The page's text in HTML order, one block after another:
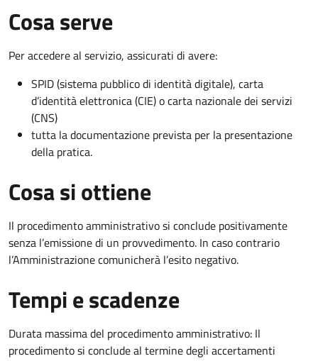
Cosa serve
Per accedere al servizio, assicurati di avere:
SPID (sistema pubblico di identità digitale), carta
d’identità elettronica (CIE) o carta nazionale dei servizi
(CNS)
tutta la documentazione prevista per la presentazione
della pratica.
Cosa si ottiene
Il procedimento amministrativo si conclude positivamente
senza l’emissione di un provvedimento. In caso contrario
l’Amministrazione comunicherà l’esito negativo.
Tempi e scadenze
Durata massima del procedimento amministrativo: Il
procedimento si conclude al termine degli accertamenti